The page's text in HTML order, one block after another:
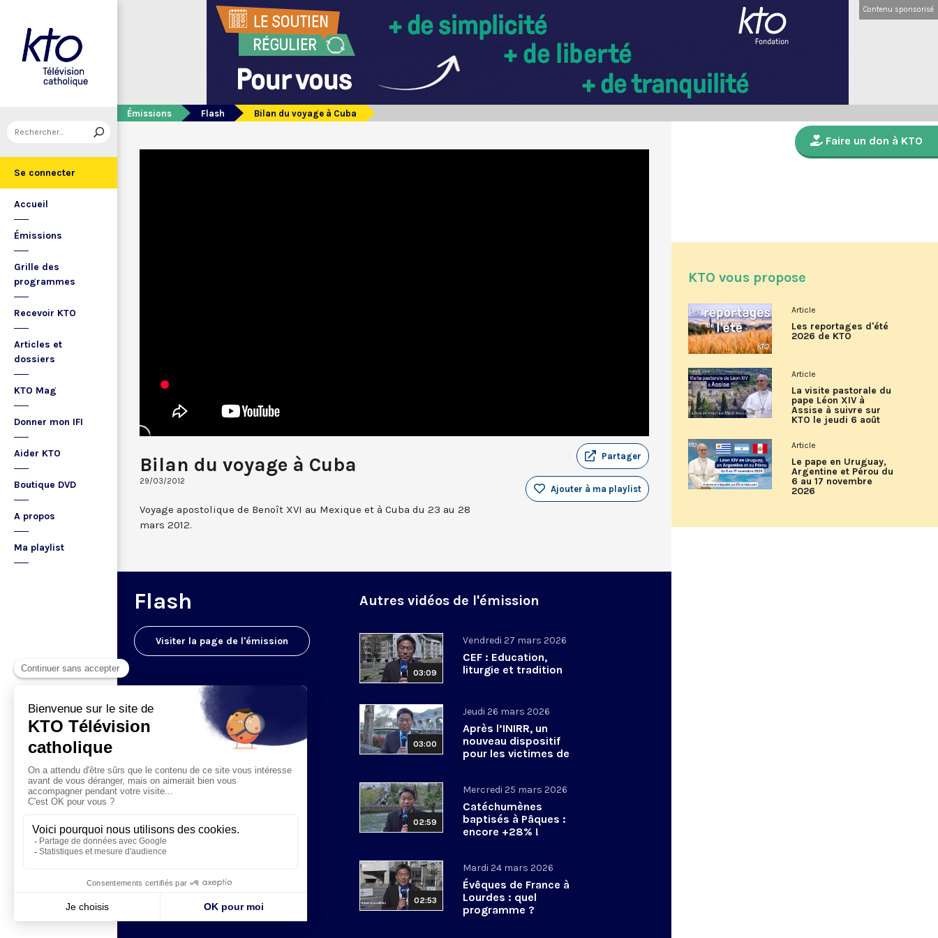
Se connecter
Accueil
Émissions
Grille des
programmes
Recevoir KTO
Articles et
dossiers
KTO Mag
Donner mon IFI
Aider KTO
Boutique DVD
A propos
Ma playlist
Contenu sponsorisé
Émissions Flash Bilan du voyage à Cuba
Bilan du voyage à Cuba
29/03/2012
Partager
Ajouter à ma playlist
Voyage apostolique de Benoît XVI au Mexique et à Cuba du 23 au 28
mars 2012.
Flash
Visiter la page de l'émission
Autres vidéos de l'émission
03:09
Vendredi 27 mars 2026
CEF : Education,
liturgie et tradition
03:00
Jeudi 26 mars 2026
Après l’INIRR, un
nouveau dispositif
pour les victimes de
02:59
Mercredi 25 mars 2026
Catéchumènes
baptisés à Pâques :
encore +28% !
02:53
Mardi 24 mars 2026
Évêques de France à
Lourdes : quel
programme ?
Faire un don à KTO
KTO vous propose
Article
Les reportages d'été
2026 de KTO
Article
La visite pastorale du
pape Léon XIV à
Assise à suivre sur
KTO le jeudi 6 août
Article
Le pape en Uruguay,
Argentine et Pérou du
6 au 17 novembre
2026